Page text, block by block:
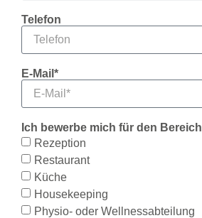
Telefon
E-Mail*
Ich bewerbe mich für den Bereich
Rezeption
Restaurant
Küche
Housekeeping
Physio- oder Wellnessabteilung